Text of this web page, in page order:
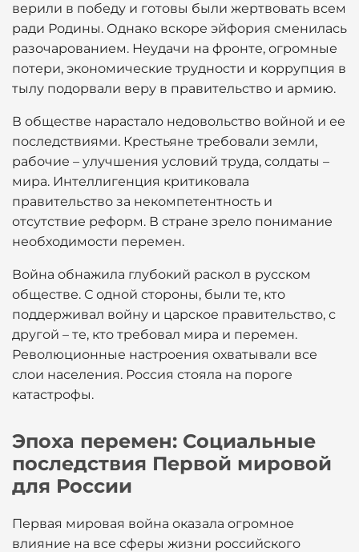
верили в победу и готовы были жертвовать всем
ради Родины. Однако вскоре эйфория сменилась
разочарованием. Неудачи на фронте, огромные
потери, экономические трудности и коррупция в
тылу подорвали веру в правительство и армию.
В обществе нарастало недовольство войной и ее
последствиями. Крестьяне требовали земли,
рабочие – улучшения условий труда, солдаты –
мира. Интеллигенция критиковала
правительство за некомпетентность и
отсутствие реформ. В стране зрело понимание
необходимости перемен.
Война обнажила глубокий раскол в русском
обществе. С одной стороны, были те, кто
поддерживал войну и царское правительство, с
другой – те, кто требовал мира и перемен.
Революционные настроения охватывали все
слои населения. Россия стояла на пороге
катастрофы.
Эпоха перемен: Социальные
последствия Первой мировой
для России
Первая мировая война оказала огромное
влияние на все сферы жизни российского